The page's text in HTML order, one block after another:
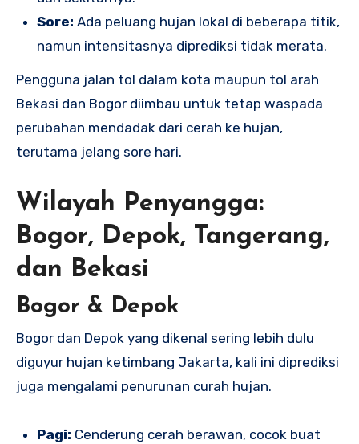
Sore: Ada peluang hujan lokal di beberapa titik,
namun intensitasnya diprediksi tidak merata.
Pengguna jalan tol dalam kota maupun tol arah
Bekasi dan Bogor diimbau untuk tetap waspada
perubahan mendadak dari cerah ke hujan,
terutama jelang sore hari.
Wilayah Penyangga:
Bogor, Depok, Tangerang,
dan Bekasi
Bogor & Depok
Bogor dan Depok yang dikenal sering lebih dulu
diguyur hujan ketimbang Jakarta, kali ini diprediksi
juga mengalami penurunan curah hujan.
Pagi: Cenderung cerah berawan, cocok buat